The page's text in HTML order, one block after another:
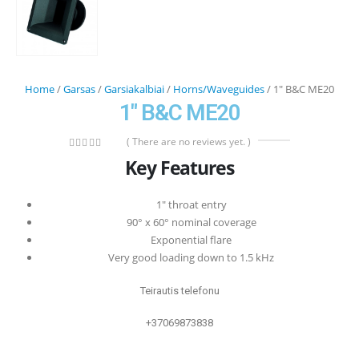
Home/Garsas/Garsiakalbiai/ Horns/Waveguides/ 1″ B&C ME20
1″ B&C ME20
( There are no reviews yet. )
Key Features
1″ throat entry
90° x 60° nominal coverage
Exponential flare
Very good loading down to 1.5 kHz
Teirautis telefonu
+37069873838